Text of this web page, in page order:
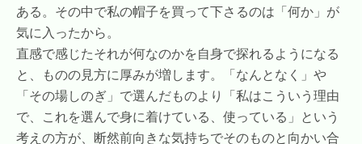
ある。その中で私の帽子を買って下さるのは「何か」が
気に入ったから。
直感で感じたそれが何なのかを自身で探れるようになる
と、ものの見方に厚みが増します。「なんとなく」や
「その場しのぎ」で選んだものより「私はこういう理由
で、これを選んで身に着けている、使っている」という
考えの方が、断然前向きな気持ちでそのものと向かい合